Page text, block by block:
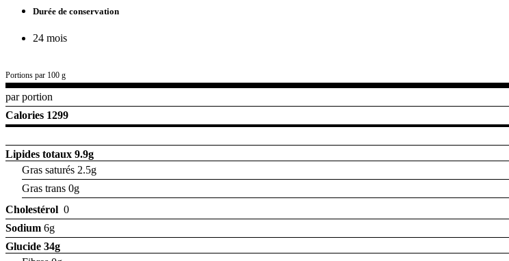
Durée de conservation
24 mois
Portions par 100 g
par portion
Calories 1299
Lipides totaux 9.9g
Gras saturés 2.5g
Gras trans 0g
Cholestérol 0
Sodium 6g
Glucide 34g